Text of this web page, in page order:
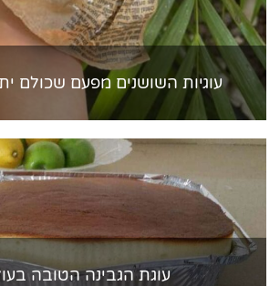
עוגיות השושנים מפעם שכולם
עוגת הגבינה הטובה